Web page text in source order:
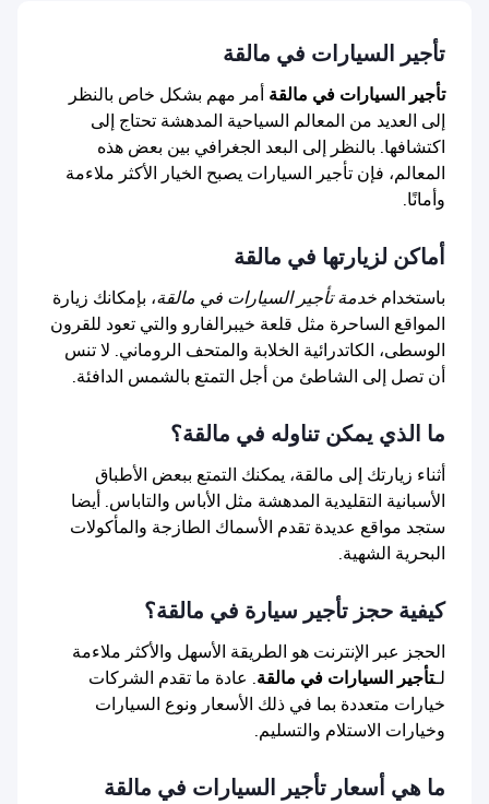
تأجير السيارات في مالقة
تأجير السيارات في مالقة أمر مهم بشكل خاص بالنظر
إلى العديد من المعالم السياحية المدهشة تحتاج إلى
اكتشافها. بالنظر إلى البعد الجغرافي بين بعض هذه
المعالم، فإن تأجير السيارات يصبح الخيار الأكثر ملاءمة
وأمانًا.
أماكن لزيارتها في مالقة
باستخدام خدمة تأجير السيارات في مالقة، بإمكانك زيارة
المواقع الساحرة مثل قلعة خيبرالفارو والتي تعود للقرون
الوسطى، الكاتدرائية الخلابة والمتحف الروماني. لا تنس
أن تصل إلى الشاطئ من أجل التمتع بالشمس الدافئة.
ما الذي يمكن تناوله في مالقة؟
أثناء زيارتك إلى مالقة، يمكنك التمتع ببعض الأطباق
الأسبانية التقليدية المدهشة مثل الأباس والتاباس. أيضا
ستجد مواقع عديدة تقدم الأسماك الطازجة والمأكولات
البحرية الشهية.
كيفية حجز تأجير سيارة في مالقة؟
الحجز عبر الإنترنت هو الطريقة الأسهل والأكثر ملاءمة
لـتأجير السيارات في مالقة. عادة ما تقدم الشركات
خيارات متعددة بما في ذلك الأسعار ونوع السيارات
وخيارات الاستلام والتسليم.
ما هي أسعار تأجير السيارات في مالقة